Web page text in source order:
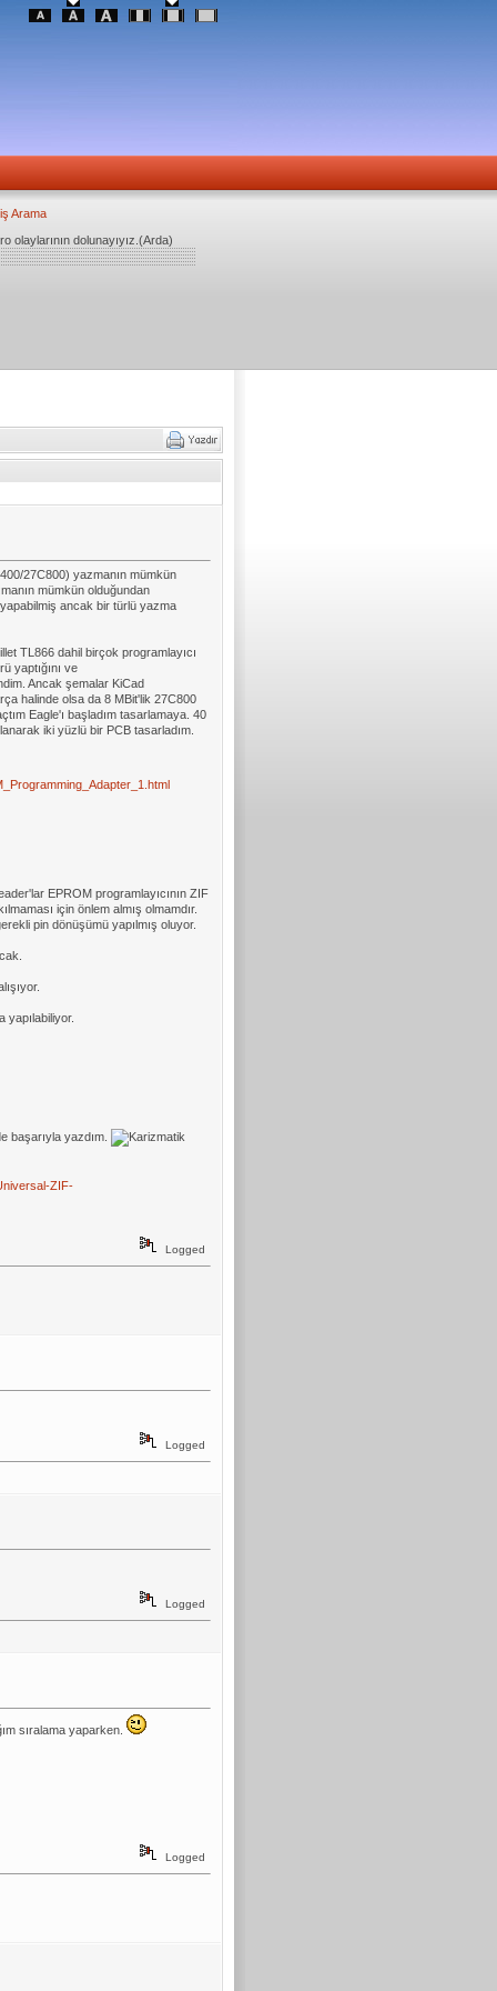
Arama
olaylarının dolunayıyız.(Arda)
27C800) yazmanın mümkün
mümkün olduğundan
ancak bir türlü yazma
TL866 dahil birçok programlayıcı
yaptığını ve
Ancak şemalar KiCad
halinde olsa da 8 MBit'lik 27C800
Eagle'ı başladım tasarlamaya. 40
iki yüzlü bir PCB tasarladım.
EPROM programlayıcının ZIF
için önlem almış olmamdır.
pin dönüşümü yapılmış oluyor.
başarıyla yazdım.
ZIF-
Logged
Logged
Logged
sıralama yaparken.
Logged